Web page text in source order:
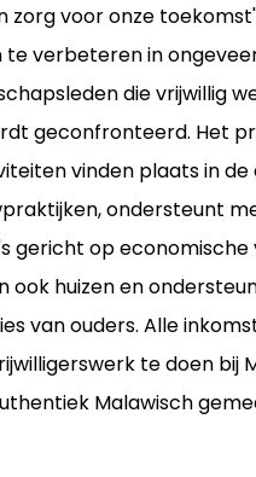
voor onze
verbeteren in
die vrijwillig
geconfronteerd. Het
vinden plaats in de
ondersteunt
gericht op economische
huizen en
van ouders. Alle
te doen bij
Malawisch